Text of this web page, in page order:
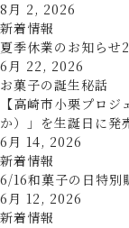
8月 2, 2026
新着情報
夏季休業のお知らせ
6月 22, 2026
お菓子の誕生秘話
【高崎市小栗プロ
か）」を生誕日に発
6月 14, 2026
新着情報
6/16和菓子の日特別
6月 12, 2026
新着情報